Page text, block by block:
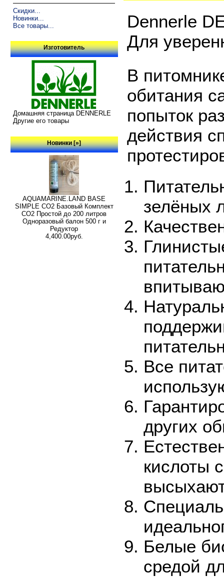
Скидки...
Новинки...
Все товары...
Изготовитель
Домашняя страница DENNERLE
Другие его товары
Новинки [»]
AQUAMARINE.LAND BASE
SIMPLE СО2 Базовый Комплект
СО2 Простой до 200 литров
Одноразовый балон 500 г и
Редуктор
4,400.00руб.
Dennerle
Для
В
обитания
попыток
действия
зелёных
Все
других
кислоты
Белые
средой